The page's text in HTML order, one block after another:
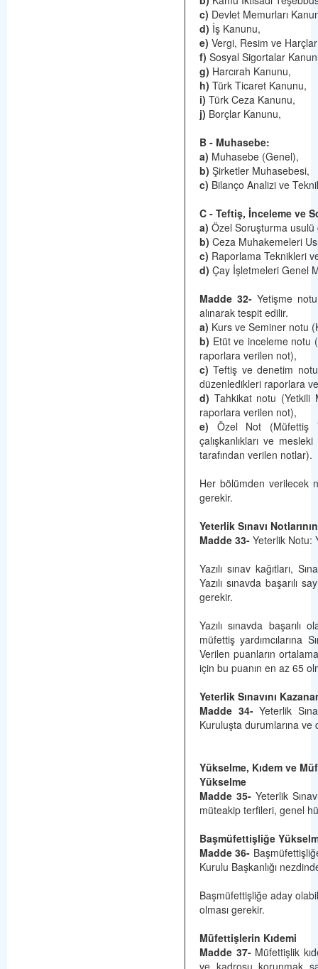
c) Devlet Memurları
d) İş Kanunu,
e) Vergi, Resim ve
f) Sosyal Sigortalar
g) Harcırah Kanunu,
h) Türk Ticaret Kanunu,
i) Türk Ceza Kanunu,
j) Borçlar Kanunu,
B - Muhasebe:
a) Muhasebe (Genel),
b) Şirketler Muhasebesi,
c) Bilanço Analizi ve
C - Teftiş, İnceleme ve
a) Özel Soruşturma
b) Ceza Muhakemeleri
c) Raporlama Teknikleri
d) Çay İşletmeleri Genel
Madde 32- Yetişme
alınarak tespit edilir.
a) Kurs ve Seminer notu
b) Etüt ve inceleme notu
raporlara verilen not),
c) Teftiş ve denetim notu
düzenledikleri raporlara
d) Tahkikat notu (Yetkili
raporlara verilen not),
e) Özel Not (Müfettiş
çalışkanlıkları ve
tarafından verilen notlar).
Her bölümden verilecek
gerekir.
Yeterlik Sınavı
Madde 33- Yeterlik Notu:
Yazılı sınav kağıtları,
Yazılı sınavda başarılı
gerekir.
Yazılı sınavda başarılı
müfettiş
Verilen puanların
için bu puanın en az 65
Yeterlik Sınavını
Madde 34-Yeterlik
Kuruluşta durumlarına
Yükselme, Kıdem ve
Yükselme
Madde 35-Yeterlik
müteakip terfileri, genel
Başmüfettişliğe
Madde 36-
Kurulu Başkanlığı
Başmüfettişliğe aday
olması gerekir.
Müfettişlerin Kıdemi
Madde 37-Müfettişlik
ve kadrosu korunmak